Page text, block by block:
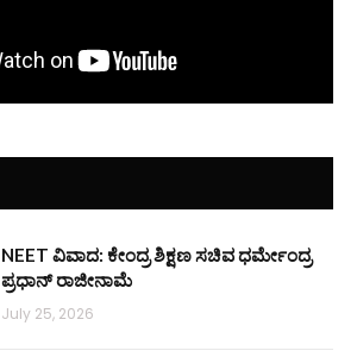
NEET ವಿವಾದ: ಕೇಂದ್ರ ಶಿಕ್ಷಣ ಸಚಿವ ಧರ್ಮೇಂದ್ರ
ಪ್ರಧಾನ್ ರಾಜೀನಾಮೆ
July 25, 2026